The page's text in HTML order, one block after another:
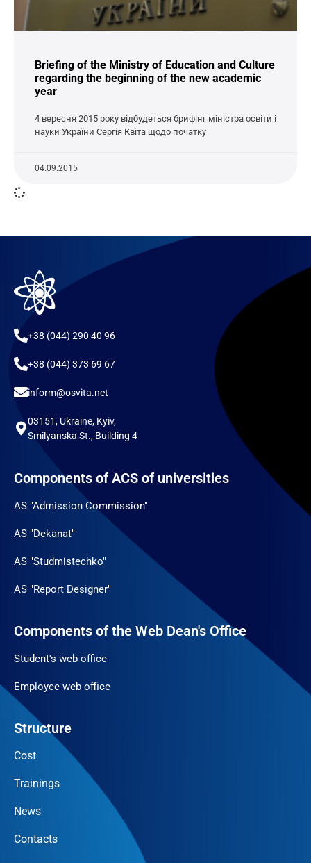
Briefing of the Ministry of Education and Culture
regarding the beginning of the new academic
year
4 вересня 2015 року відбудеться брифінг міністра освіти і
науки України Сергія Квіта щодо початку
04.09.2015
+38 (044) 290 40 96
+38 (044) 373 69 67
inform@osvita.net
03151, Ukraine, Kyiv,
Smilyanska St., Building 4
Components of ACS of universities
AS "Admission Commission"
AS "Dekanat"
AS "Studmistechko"
AS "Report Designer"
Components of the Web Dean's Office
Student's web office
Employee web office
Structure
Cost
Trainings
News
Contacts